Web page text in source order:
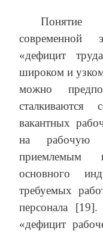
Понятие
современной
«дефицит
широком и
можно
сталкиваются
вакантных
на рабочую
приемлемым
основного
требуемых
персонала
«дефицит